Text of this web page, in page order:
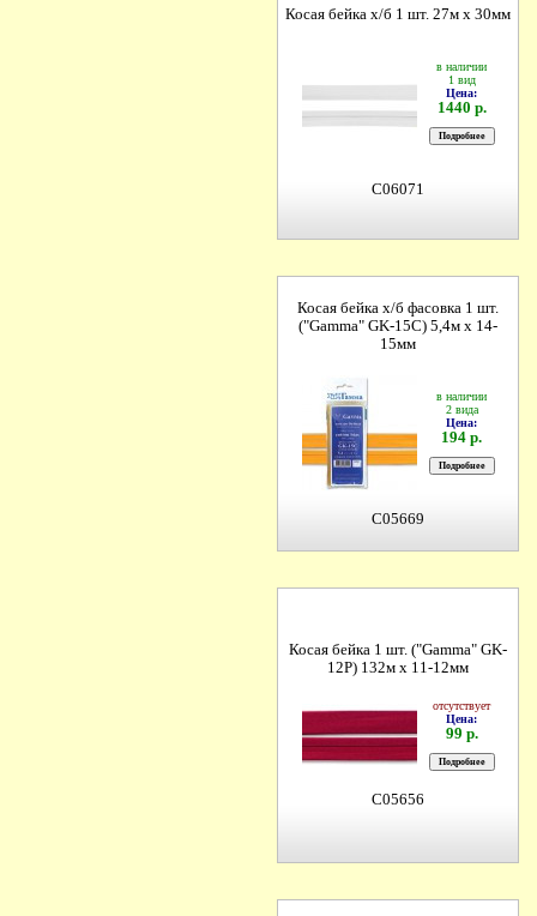
Косая бейка х/б 1 шт. 27м х 30мм
в наличии
1 вид
Цена:
1440 р.
C06071
Косая бейка х/б фасовка 1 шт.
("Gamma" GK-15C) 5,4м х 14-
15мм
в наличии
2 вида
Цена:
194 р.
C05669
Косая бейка 1 шт. ("Gamma" GK-
12P) 132м х 11-12мм
отсутствует
Цена:
99 р.
C05656